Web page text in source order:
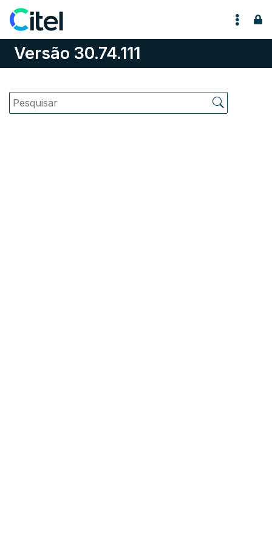
Pular para o conteúdo
Versão 30.74.111